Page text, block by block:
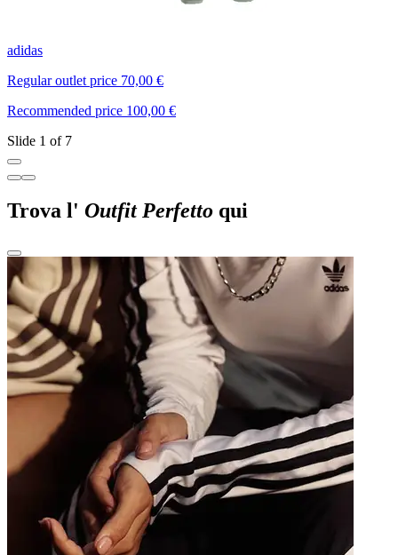
adidas
Regular outlet price 70,00 €
Recommended price 100,00 €
Slide 1 of 7
Trova l' Outfit Perfetto qui